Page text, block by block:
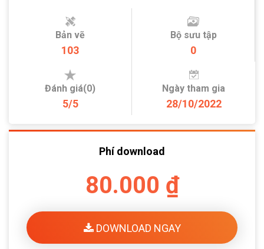
Bản vẽ
103
Bộ sưu tập
0
Đánh giá(0)
5/5
Ngày tham gia
28/10/2022
Phí download
80.000 ₫
DOWNLOAD NGAY